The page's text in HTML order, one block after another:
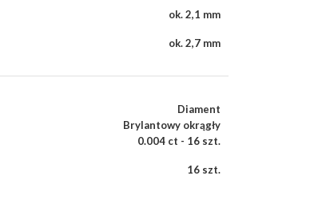
ok. 2,1 mm
ok. 2,7 mm
Diament
Brylantowy okrągły
0.004 ct - 16 szt.
16 szt.